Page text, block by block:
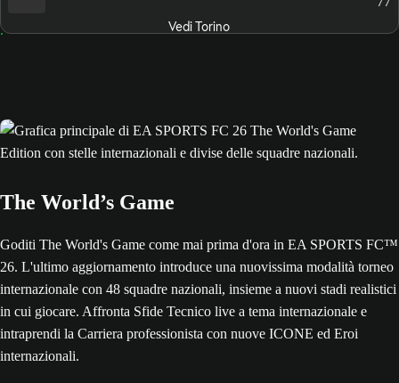
Vedi Torino
The World’s Game
Goditi The World's Game come mai prima d'ora in EA SPORTS FC™
26. L'ultimo aggiornamento introduce una nuovissima modalità torneo
internazionale con 48 squadre nazionali, insieme a nuovi stadi realistici
in cui giocare. Affronta Sfide Tecnico live a tema internazionale e
intraprendi la Carriera professionista con nuove ICONE ed Eroi
internazionali.